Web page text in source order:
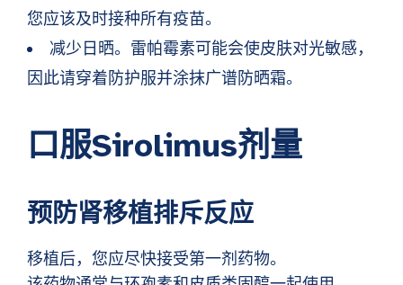
您应该及时接种所有疫苗。
减少日晒。雷帕霉素可能会使皮肤对光敏感，
因此请穿着防护服并涂抹广谱防晒霜。
口服Sirolimus剂量
预防肾移植排斥反应
移植后，您应尽快接受第一剂药物。